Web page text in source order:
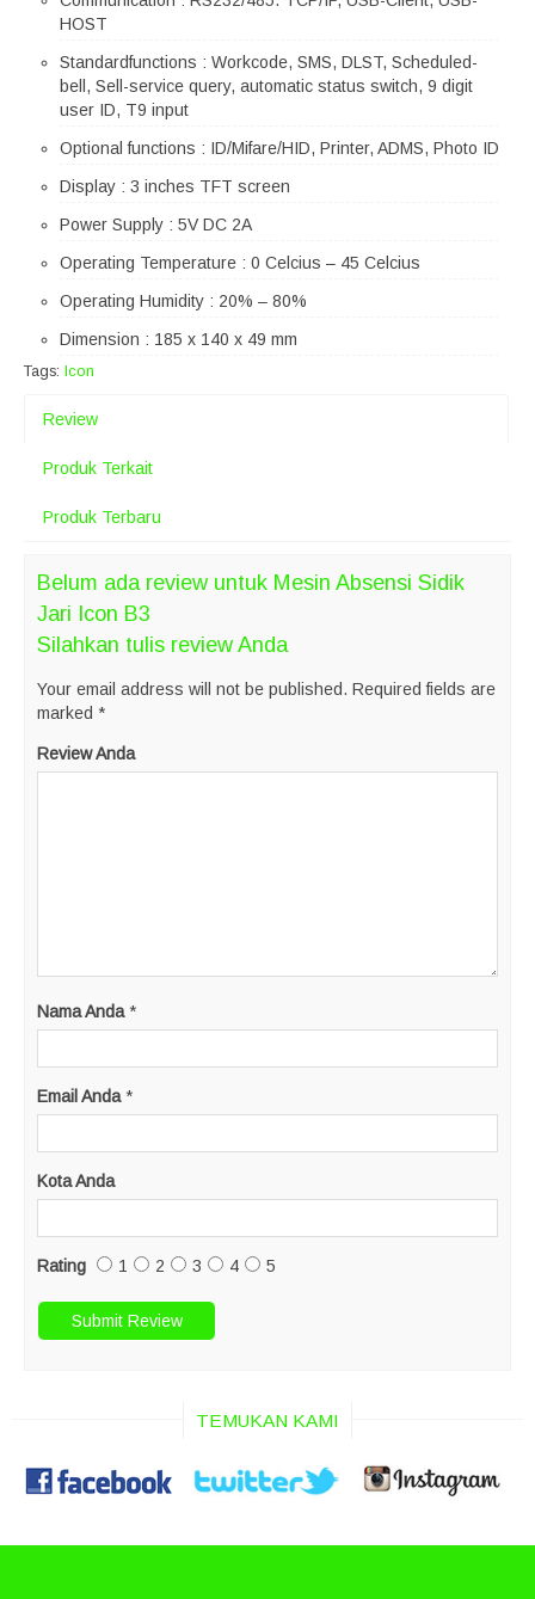
HOST
Standardfunctions : Workcode, SMS, DLST, Scheduled-
bell, Sell-service query, automatic status switch, 9 digit
user ID, T9 input
Optional functions : ID/Mifare/HID, Printer, ADMS, Photo ID
Display : 3 inches TFT screen
Power Supply : 5V DC 2A
Operating Temperature : 0 Celcius – 45 Celcius
Operating Humidity : 20% – 80%
Dimension : 185 x 140 x 49 mm
Tags: Icon
Review
Produk Terkait
Produk Terbaru
Belum ada review untuk Mesin Absensi Sidik
Jari Icon B3
Silahkan tulis review Anda
Your email address will not be published. Required fields are
marked *
Review Anda
Nama Anda *
Email Anda *
Kota Anda
Rating 1 2 3 4 5
TEMUKAN KAMI